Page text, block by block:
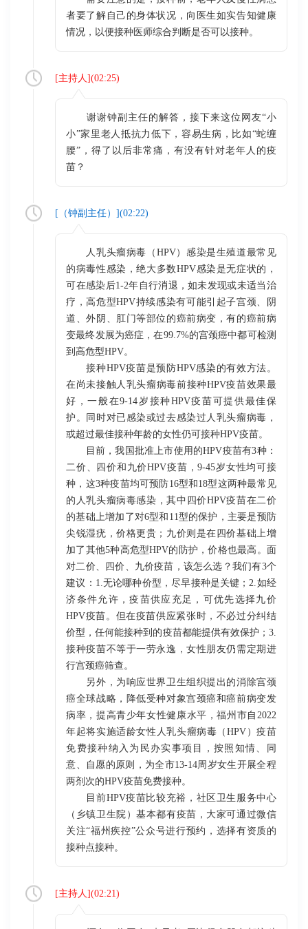
者要了解自己的身体状况，向医生如实告知健康
情况，以便接种医师综合判断是否可以接种。
[主持人](02:25)
谢谢钟副主任的解答，接下来这位网友“小
小”家里老人抵抗力低下，容易生病，比如“蛇缠
腰”，得了以后非常痛，有没有针对老年人的疫
苗？
[（钟副主任）](02:22)
人乳头瘤病毒（HPV）感染是生殖道最常见
的病毒性感染，绝大多数HPV感染是无症状的，
可在感染后1-2年自行消退，如未发现或未适当治
疗，高危型HPV持续感染有可能引起子宫颈、阴
道、外阴、肛门等部位的癌前病变，有的癌前病
变最终发展为癌症，在99.7%的宫颈癌中都可检测
到高危型HPV。
接种HPV疫苗是预防HPV感染的有效方法。
在尚未接触人乳头瘤病毒前接种HPV疫苗效果最
好，一般在9-14岁接种HPV疫苗可提供最佳保
护。同时对已感染或过去感染过人乳头瘤病毒，
或超过最佳接种年龄的女性仍可接种HPV疫苗。
目前，我国批准上市使用的HPV疫苗有3种：
二价、四价和九价HPV疫苗，9-45岁女性均可接
种，这3种疫苗均可预防16型和18型这两种最常见
的人乳头瘤病毒感染，其中四价HPV疫苗在二价
的基础上增加了对6型和11型的保护，主要是预防
尖锐湿疣，价格更贵；九价则是在四价基础上增
加了其他5种高危型HPV的防护，价格也最高。面
对二价、四价、九价疫苗，该怎么选？我们有3个
建议：1.无论哪种价型，尽早接种是关键；2.如经
济条件允许，疫苗供应充足，可优先选择九价
HPV疫苗。但在疫苗供应紧张时，不必过分纠结
价型，任何能接种到的疫苗都能提供有效保护；3.
接种疫苗不等于一劳永逸，女性朋友仍需定期进
行宫颈癌筛查。
另外，为响应世界卫生组织提出的消除宫颈
癌全球战略，降低受种对象宫颈癌和癌前病变发
病率，提高青少年女性健康水平，福州市自2022
年起将实施适龄女性人乳头瘤病毒（HPV）疫苗
免费接种纳入为民办实事项目，按照知情、同
意、自愿的原则，为全市13-14周岁女生开展全程
两剂次的HPV疫苗免费接种。
目前HPV疫苗比较充裕，社区卫生服务中心
（乡镇卫生院）基本都有疫苗，大家可通过微信
关注“福州疾控”公众号进行预约，选择有资质的
接种点接种。
[主持人](02:21)